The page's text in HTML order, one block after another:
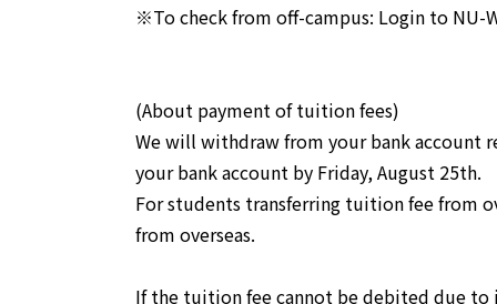
※To check from off-campus: Login to NU-
(About payment of tuition fees)
We will withdraw from your bank account
your bank account by Friday, August
For students transferring tuition fee from
from overseas.
If the tuition fee cannot be debited due to